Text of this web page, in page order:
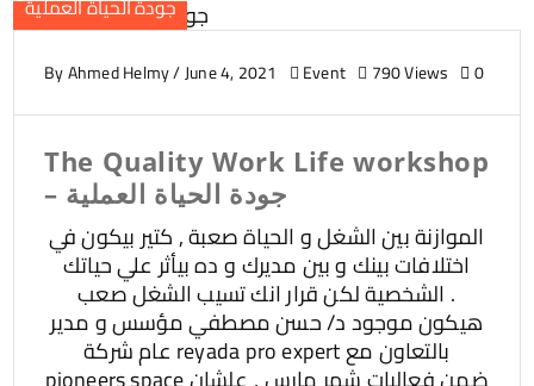
جودة الحياة العملية
ByAhmed Helmy/June 4, 2021 Event 790 Views 0
The Quality Work Life workshop
– جودة الحياة العملية
الموازنة بين الشغل و الحياة صعبة , كتير بيكون في
اختلافات بينك و بين مديرك و ده بيأثر علي حياتك
الشخصية لكن قرار انك تسيب الشغل صعب .
هيكون موجود د/ حسن مصطفي مؤسس و مدير
عام شركة reyada pro expert بالتعاون مع